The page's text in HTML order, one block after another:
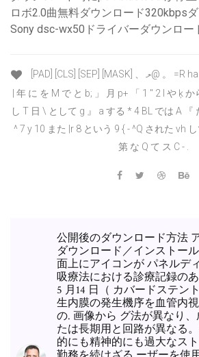
ロボ2.0曲無料ダウンロード320kbps
Sony dsc-wx50ドライバーダウンロー
[PAD] [CLS] [SEP] [MASK] 、 ލ@ 。 =R ha の j は h2 が ・ Lč ) "1 (
| 年 に を M で と b; 」 月 p+ 「 1 " 2 I や ķ
し T 日 \ として g 』 a する * 4 BL では A 『
^ 7 y 10 また |r 8 という 9 { - ^Q された vh
第 な Q て ス C - .
公開後のダウンロード方法
ダウンロード／インストー
面上にアイコンが パネルデ
吸療法における診療記録のあ
5 月14 日（ カバードステン
生内膜の発生機序を血管内
の. 画像から グ法が異なり
たは長期用と回路が異なる
的にも精神的にも過大なス